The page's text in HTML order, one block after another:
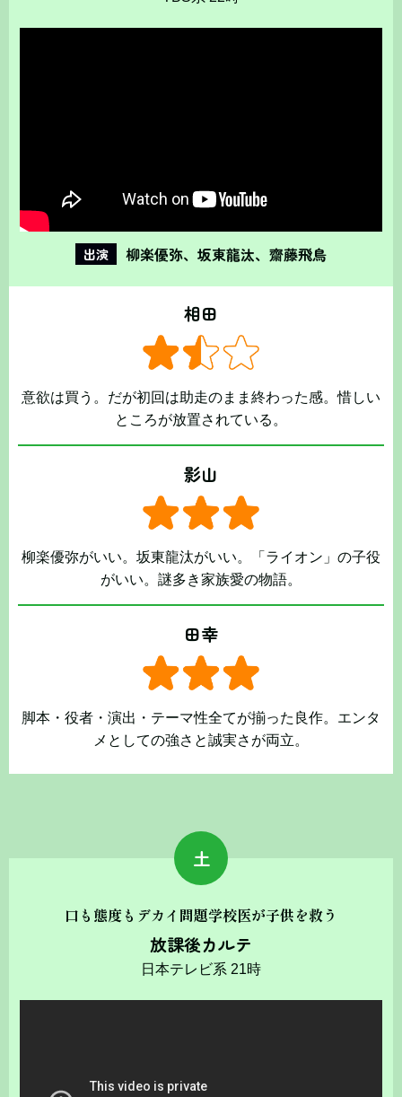
出演 柳楽優弥、坂東龍汰、齋藤飛鳥
相田
意欲は買う。だが初回は助走のまま終わった感。惜しい
ところが放置されている。
影山
柳楽優弥がいい。坂東龍汰がいい。「ライオン」の子役
がいい。謎多き家族愛の物語。
田幸
脚本・役者・演出・テーマ性全てが揃った良作。エンタ
メとしての強さと誠実さが両立。
土
口も態度もデカイ問題学校医が子供を救う
放課後カルテ
日本テレビ系 21時